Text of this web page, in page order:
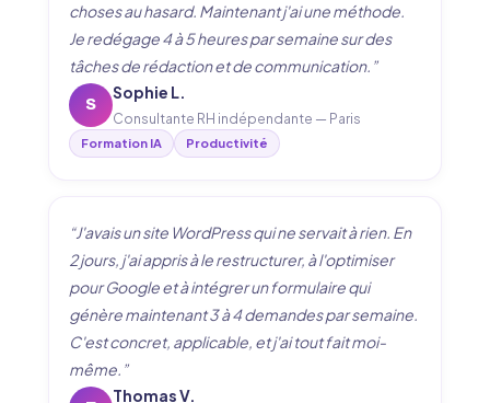
choses au hasard. Maintenant j'ai une méthode.
Je redégage 4 à 5 heures par semaine sur des
tâches de rédaction et de communication.”
S
Sophie L.
Consultante RH indépendante — Paris
Formation IA Productivité
“J'avais un site WordPress qui ne servait à rien. En
2 jours, j'ai appris à le restructurer, à l'optimiser
pour Google et à intégrer un formulaire qui
génère maintenant 3 à 4 demandes par semaine.
C'est concret, applicable, et j'ai tout fait moi-
même.”
Thomas V.